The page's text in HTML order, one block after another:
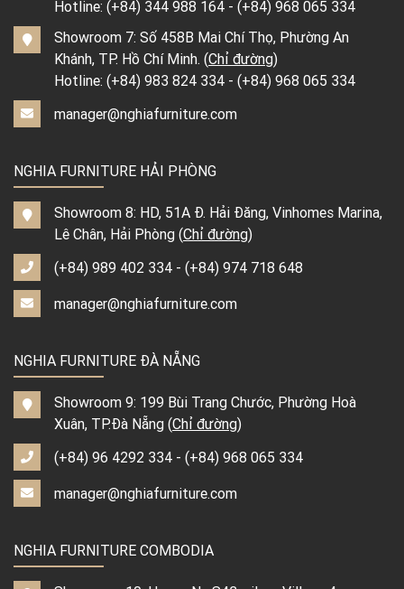
Hotline: (+84) 344 988 164 - (+84) 968 065 334
Showroom 7: Số 458B Mai Chí Thọ, Phường An
Khánh, TP. Hồ Chí Minh. (Chỉ đường)
Hotline: (+84) 983 824 334 - (+84) 968 065 334
manager@nghiafurniture.com
NGHIA FURNITURE HẢI PHÒNG
Showroom 8: HD, 51A Đ. Hải Đăng, Vinhomes Marina,
Lê Chân, Hải Phòng (Chỉ đường)
(+84) 989 402 334 - (+84) 974 718 648
manager@nghiafurniture.com
NGHIA FURNITURE ĐÀ NẴNG
Showroom 9: 199 Bùi Trang Chước, Phường Hoà
Xuân, TP.Đà Nẵng (Chỉ đường)
(+84) 96 4292 334 - (+84) 968 065 334
manager@nghiafurniture.com
NGHIA FURNITURE COMBODIA